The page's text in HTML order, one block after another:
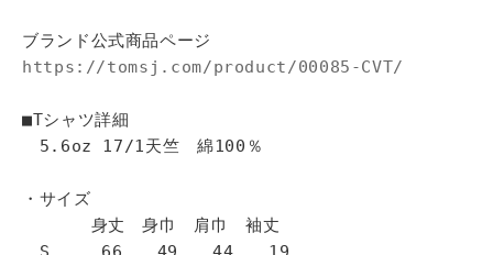
ブランド公式商品ページ
https://tomsj.com/product/00085-CVT/
■Tシャツ詳細
5.6oz 17/1天竺 綿100％
・サイズ
身丈 身巾 肩巾 袖丈